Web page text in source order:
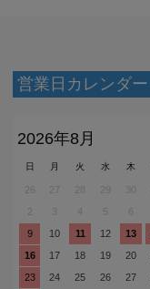
営業日カレンダー
2026年8月
日 月 火 水 木
30
3 4 5
9
10 11 12 13
16
17 18 19 20
23
24 25 26 27